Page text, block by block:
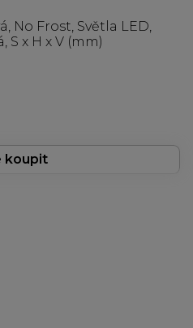
No Frost, Světla LED,
S x H x V (mm)
koupit